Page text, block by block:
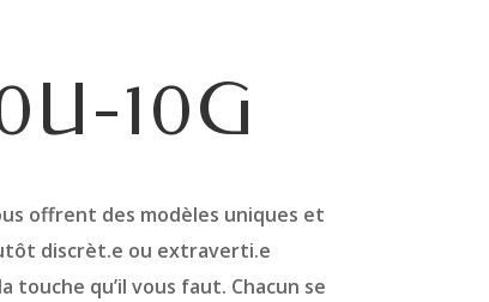
10G
offrent des modèles uniques et
discrèt.e ou extraverti.e
touche qu’il vous faut. Chacun se